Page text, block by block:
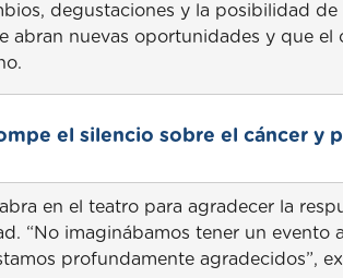
degustaciones y la posibilidad de
abran nuevas oportunidades y que
el silencio sobre el cáncer y
en el teatro para agradecer la
“No imaginábamos tener un evento
profundamente agradecidos”,